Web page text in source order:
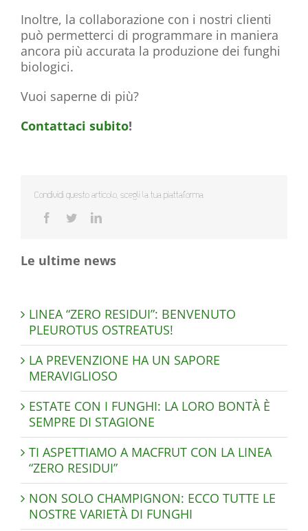
Inoltre, la collaborazione con i nostri clienti
può permetterci di programmare in maniera
ancora più accurata la produzione dei funghi
biologici.
Vuoi saperne di più?
Contattaci subito!
Condividi questo articolo, scegli la tua piattaforma
Le ultime news
LINEA “ZERO RESIDUI”: BENVENUTO
PLEUROTUS OSTREATUS!
LA PREVENZIONE HA UN SAPORE
MERAVIGLIOSO
ESTATE CON I FUNGHI: LA LORO BONTÀ È
SEMPRE DI STAGIONE
TI ASPETTIAMO A MACFRUT CON LA LINEA
“ZERO RESIDUI”
NON SOLO CHAMPIGNON: ECCO TUTTE LE
NOSTRE VARIETÀ DI FUNGHI